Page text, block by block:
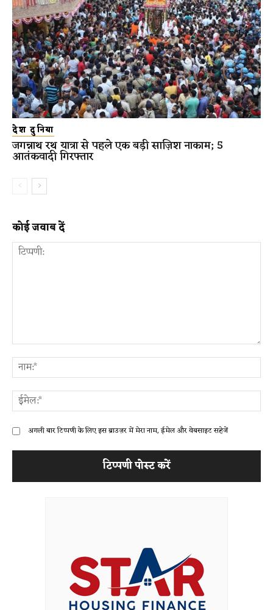
देश दुनिया
जगन्नाथ रथ यात्रा से पहले एक बड़ी साज़िश नाकाम; 5
आतंकवादी गिरफ्तार
कोई जवाब दें
अगली बार टिप्पणी के लिए इस ब्राउज़र में मेरा नाम, ईमेल और वेबसाइट सहेजें